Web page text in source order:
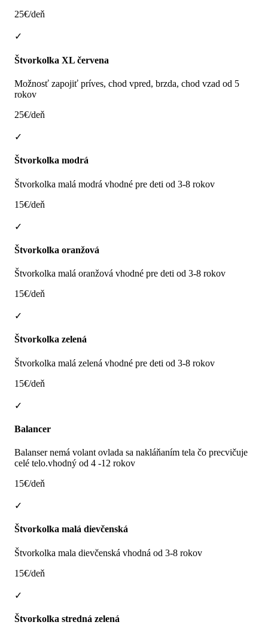
25€/deň
✓
Štvorkolka XL červena
Možnosť zapojiť príves, chod vpred, brzda, chod vzad od 5
rokov
25€/deň
✓
Štvorkolka modrá
Štvorkolka malá modrá vhodné pre deti od 3-8 rokov
15€/deň
✓
Štvorkolka oranžová
Štvorkolka malá oranžová vhodné pre deti od 3-8 rokov
15€/deň
✓
Štvorkolka zelená
Štvorkolka malá zelená vhodné pre deti od 3-8 rokov
15€/deň
✓
Balancer
Balanser nemá volant ovlada sa nakláňaním tela čo precvičuje
celé telo.vhodný od 4 -12 rokov
15€/deň
✓
Štvorkolka malá dievčenská
Štvorkolka mala dievčenská vhodná od 3-8 rokov
15€/deň
✓
Štvorkolka stredná zelená